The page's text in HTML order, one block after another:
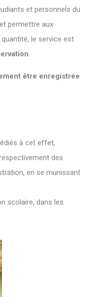
et personnels du
permettre aux
le service est
.
être enregistrée
à cet effet,
des
en se munissant
scolaire, dans les